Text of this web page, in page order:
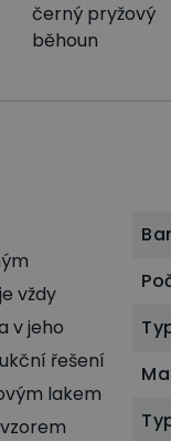
černý pryžový
běhoun
vždy
v jeho
řešení
lakem